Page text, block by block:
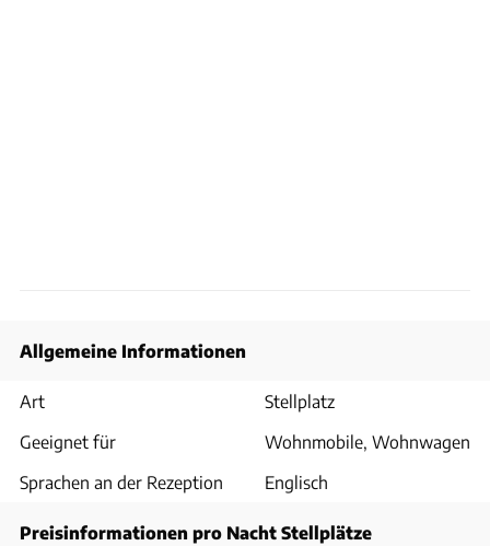
Allgemeine Informationen
Art
Stellplatz
Geeignet für
Wohnmobile, Wohnwagen
Sprachen an der Rezeption
Englisch
Preisinformationen pro Nacht Stellplätze